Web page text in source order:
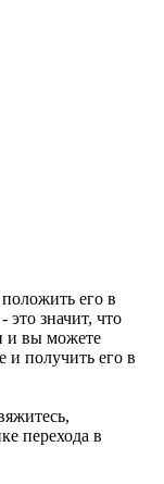
его в
это значит, что
и вы можете
и получить его в
перехода в